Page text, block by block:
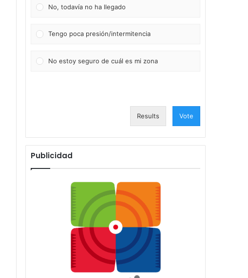
No, todavía no ha llegado
Tengo poca presión/intermitencia
No estoy seguro de cuál es mi zona
Results Vote
Publicidad